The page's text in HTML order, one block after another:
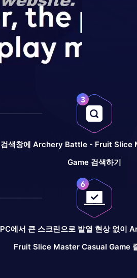
검색창에 Archery Battle - Fruit Slice
Game 검색하기
PC에서 큰 스크린으로 발열 현상 없이
Fruit Slice Master Casual Game